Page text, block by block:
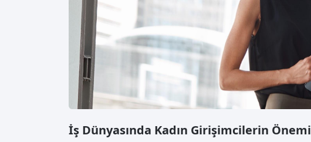
İş Dünyasında Kadın Girişimcilerin Önemi